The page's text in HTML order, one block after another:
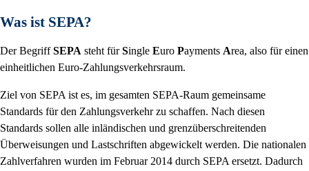
Was ist SEPA?
Der BegriffSEPA steht fürSingle Euro Payments Area, also für einen
einheitlichen Euro-Zahlungsverkehrsraum.
Ziel von SEPA ist es, im gesamten SEPA-Raum gemeinsame
Standards für den Zahlungsverkehr zu schaffen. Nach diesen
Standards sollen alle inländischen und grenzüberschreitenden
Überweisungen und Lastschriften abgewickelt werden. Die nationalen
Zahlverfahren wurden im Februar 2014 durch SEPA ersetzt. Dadurch